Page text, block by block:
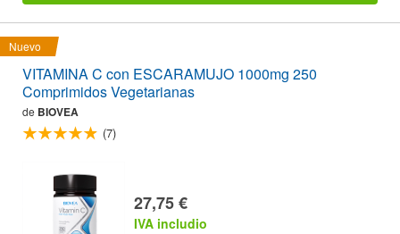
Nuevo
VITAMINA C con ESCARAMUJO 1000mg 250
Comprimidos Vegetarianas
de BIOVEA
(7)
27,75 €
IVA includio